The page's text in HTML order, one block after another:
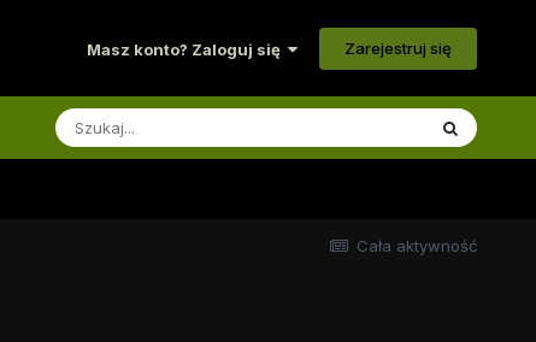
Masz konto? Zaloguj się Zarejestruj się
Cała aktywność